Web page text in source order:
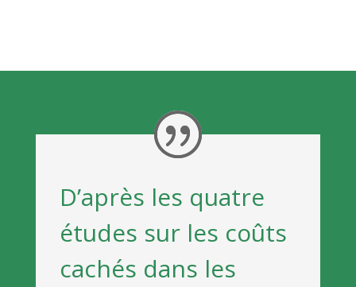
D’après les quatre
études sur les coûts
cachés dans les